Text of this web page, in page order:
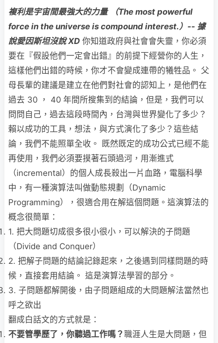
複利是宇宙間最強大的力量
（The most powerful
force in the universe is compound interest.）-- 據
說愛因斯坦沒說 XD 你知道政府與社會會失靈，你必須
要在『假設他們一定會出錯』的前提下經營你的人生，
這樣他們出錯的時候，你才不會變成連帶的犧牲品。 父
母長輩的建議是建立在他們對社會的認知上，是他們在
過去 30 ， 40 年間所搜集到的結論，但是，我們可以
問問自己，過去這段時間內，台灣與世界變化了多少？
賴以成功的工具，想法，與方式演化了多少？這些結
論，我們不能照單全收。 既然既定的成功公式已經不能
再使用，我們必須要摸著石頭過河，用漸進式
（incremental）的個人成長殺出一片血路，電腦科學
中，有一種演算法叫做動態規劃（Dynamic
Programming），很適合用在解這個問題。這演算法的
概念很簡單：
1. 把大問題切成很多很小很小，可以解決的子問題
（Divide and Conquer）
2. 把解子問題的結論記錄起來，之後遇到同樣問題的時
候，直接套用結論。 這是演算法學習的部分。
3. 子問題都解開後，由子問題組成的大問題解法當然也
呼之欲出
翻成白話文的方式就是：
不要管學歷了，你聽過工作嗎？ 職涯人生是大問題，但